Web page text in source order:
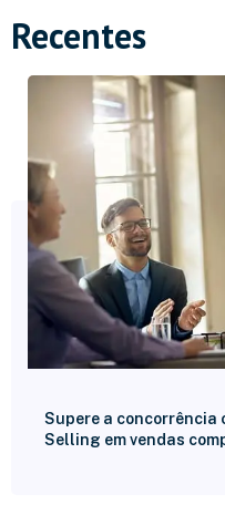
Recentes
Supere a concorrência
Selling em vendas